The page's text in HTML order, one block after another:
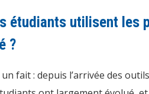
étudiants utilisent les
?
fait : depuis l’arrivée des